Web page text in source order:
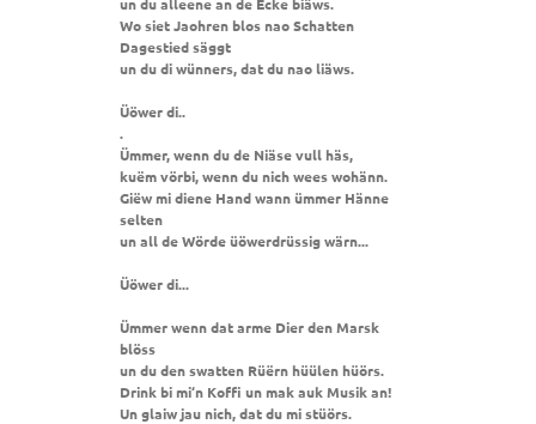
Wo siet Jaohren blos nao Schatten
Dagestied säggt
un du di wünners, dat du nao liäws.
Üöwer di..
.
Ümmer, wenn du de Niäse vull häs,
kuëm vörbi, wenn du nich wees wohänn.
Giëw mi diene Hand wann ümmer Hänne
selten
un all de Wörde üöwerdrüssig wärn...
Üöwer di...
Ümmer wenn dat arme Dier den Marsk
blöss
un du den swatten Rüërn hüülen hüörs.
Drink bi mi‘n Koffi un mak auk Musik an!
Un glaiw jau nich, dat du mi stüörs.